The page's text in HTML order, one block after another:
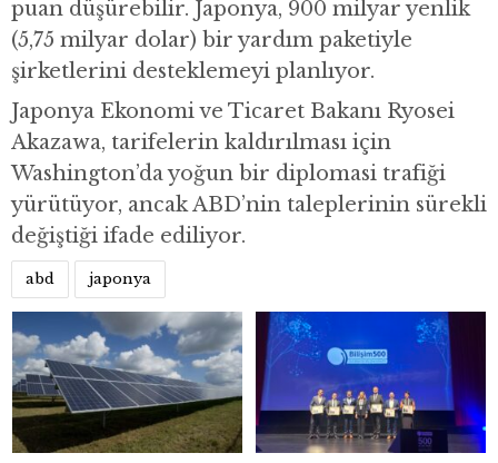
puan düşürebilir. Japonya, 900 milyar yenlik
(5,75 milyar dolar) bir yardım paketiyle
şirketlerini desteklemeyi planlıyor.
Japonya Ekonomi ve Ticaret Bakanı Ryosei
Akazawa, tarifelerin kaldırılması için
Washington’da yoğun bir diplomasi trafiği
yürütüyor, ancak ABD’nin taleplerinin sürekli
değiştiği ifade ediliyor.
abd japonya